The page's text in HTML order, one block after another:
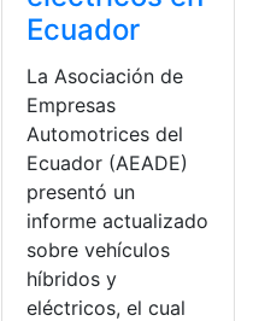
Ecuador
La Asociación de
Empresas
Automotrices del
Ecuador (AEADE)
presentó un
informe actualizado
sobre vehículos
híbridos y
eléctricos, el cual